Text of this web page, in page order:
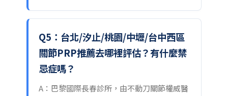
Q5：台北/汐止/桃園/中壢/台中西區
關節PRP推薦去哪裡評估？有什麼禁
忌症嗎？
A：巴黎國際長春診所，由不動刀關節權威醫